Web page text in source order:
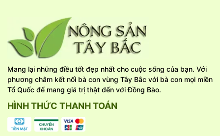
Mang lại những điều tốt đẹp nhất cho cuộc sống của bạn. Với
phương châm kết nối bà con vùng Tây Bắc với bà con mọi miền
Tổ Quốc để mang giá trị thật đến với Đồng Bào.
HÌNH THỨC THANH TOÁN